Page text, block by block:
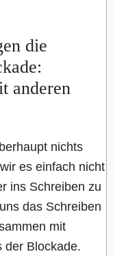
die
anderen
nichts
es einfach nicht
ins Schreiben zu
das Schreiben
mit
der Blockade.